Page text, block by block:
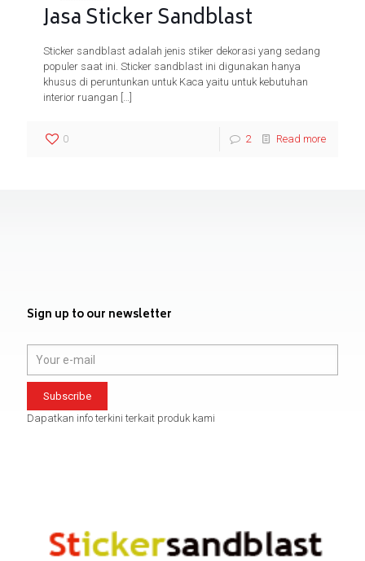
Jasa Sticker Sandblast
Sticker sandblast adalah jenis stiker dekorasi yang sedang
populer saat ini. Sticker sandblast ini digunakan hanya
khusus di peruntunkan untuk Kaca yaitu untuk kebutuhan
interior ruangan […]
0 2 Read more
Sign up to our newsletter
Dapatkan info terkini terkait produk kami